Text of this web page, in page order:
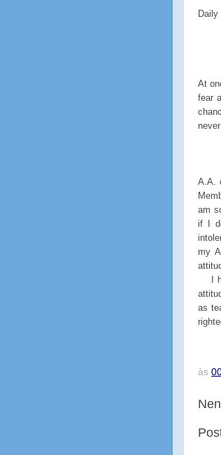
At
fear
A.A.
am
if I
my
I
as
às